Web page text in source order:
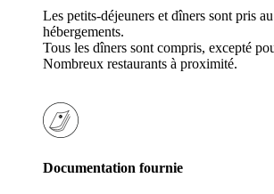
Les petits-déjeuners et dîners sont pris
hébergements.
Tous les dîners sont compris, excepté
Nombreux restaurants à proximité.
Documentation fournie